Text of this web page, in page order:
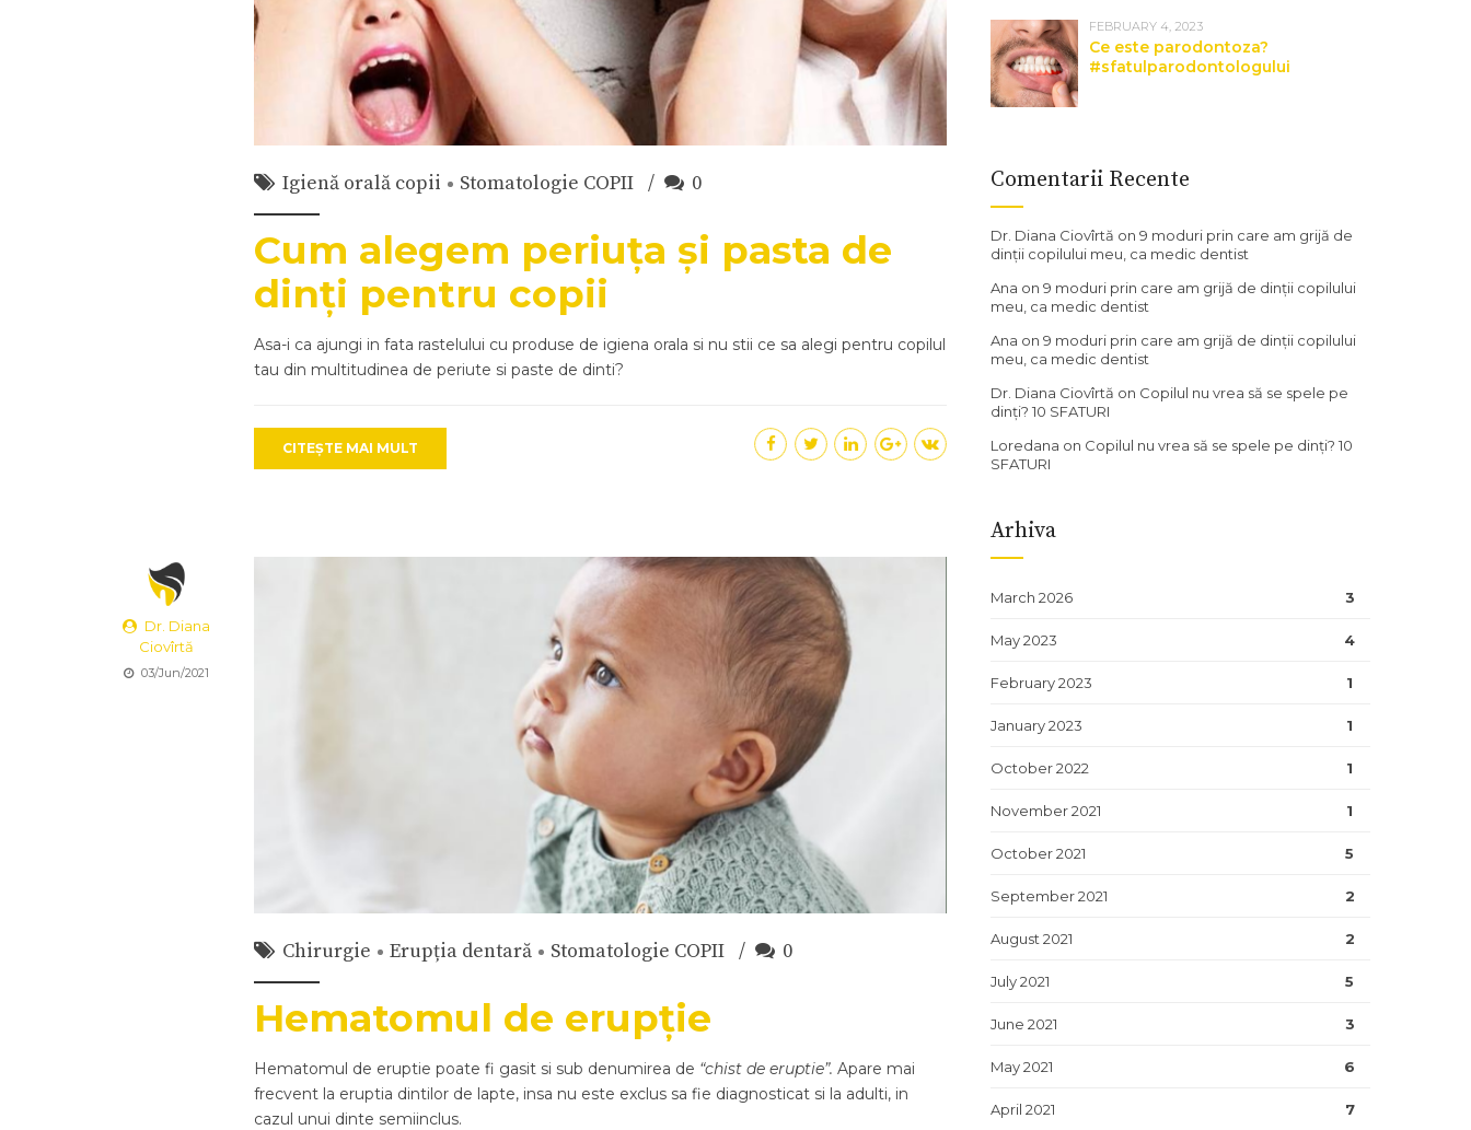
Igienă orală copii Stomatologie COPII 0
Cum alegem periuța și pasta de
dinți pentru copii
Asa-i ca ajungi in fata rastelului cu produse de igiena orala si nu stii ce sa alegi pentru copilul
tau din multitudinea de periute si paste de dinti?
CITEȘTE MAI MULT
Dr. Diana
Ciovîrtă
03/Jun/2021
Chirurgie Erupția dentară Stomatologie COPII 0
Hematomul de erupție
Hematomul de eruptie poate fi gasit si sub denumirea de “chist de eruptie”. Apare mai
frecvent la eruptia dintilor de lapte, insa nu este exclus sa fie diagnosticat si la adulti, in
cazul unui dinte semiinclus.
FEBRUARY 4, 2023
Ce este parodontoza?
#sfatulparodontologului
Comentarii Recente
Dr. Diana Ciovîrtă on9 moduri prin care am grijă de
dinții copilului meu, ca medic dentist
Ana on9 moduri prin care am grijă de dinții copilului
meu, ca medic dentist
Ana on9 moduri prin care am grijă de dinții copilului
meu, ca medic dentist
Dr. Diana Ciovîrtă on Copilul nu vrea să se spele pe
dinți? 10 SFATURI
Loredana on Copilul nu vrea să se spele pe dinți? 10
SFATURI
Arhiva
March 2026 3
May 2023 4
February 2023 1
January 2023 1
October 2022 1
November 2021 1
October 2021 5
September 2021 2
August 2021 2
July 2021 5
June 2021 3
May 2021 6
April 2021 7